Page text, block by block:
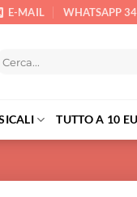
E-MAIL WHATSAPP
TUTTO A 10